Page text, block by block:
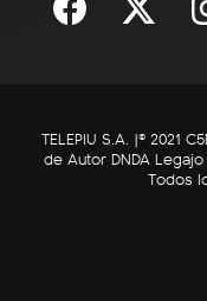
C5N Autos
RatingCero
TELEPIU S.A. |© 2021
de Autor DNDA Legajo
Todos